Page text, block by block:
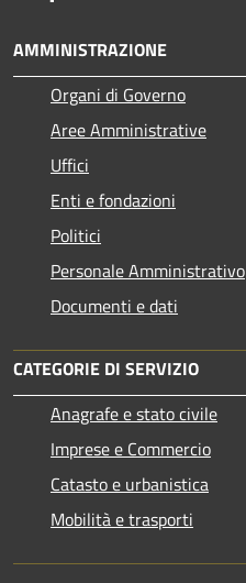
AMMINISTRAZIONE
Organi di Governo
Aree Amministrative
Uffici
Enti e fondazioni
Politici
Personale Amministrativo
Documenti e dati
CATEGORIE DI SERVIZIO
Anagrafe e stato civile
Imprese e Commercio
Catasto e urbanistica
Mobilità e trasporti